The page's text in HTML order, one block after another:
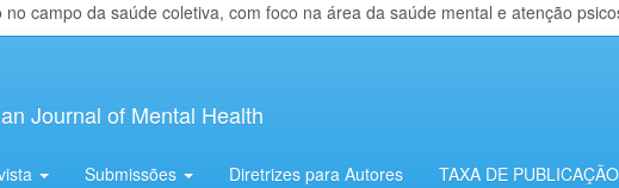
campo da saúde coletiva, com foco na área da saúde mental e atenção
Journal of Mental Health
Submissões Diretrizes para Autores TAXA DE PUBLICAÇÃO